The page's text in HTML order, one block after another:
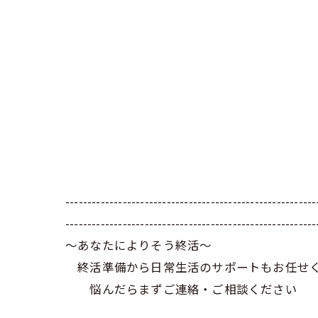
～あなたによりそう終活～
終活準備から日常生活のサポートもお任せ
悩んだらまずご連絡・ご相談ください